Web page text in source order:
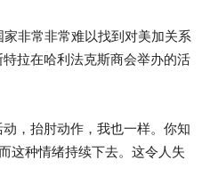
非常非常难以找到对美加关系
拉在哈利法克斯商会举办的活
，抬肘动作，我也一样。你知
这种情绪持续下去。这令人失